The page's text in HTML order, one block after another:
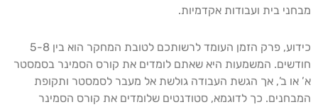
מבחני בית ועבודות אקדמיות.
כידוע, פרק הזמן העומד לרשותכם לטובת המחקר הוא בין 5-8
חודשים. המשמעות היא שאתם לומדים את קורס הסמינר בסמסטר
א’ או ב’, אך הגשת העבודה גולשת אל מעבר לסמסטר ותקופת
המבחנים. כך לדוגמא, סטודנטים שלומדים את קורס הסמינר